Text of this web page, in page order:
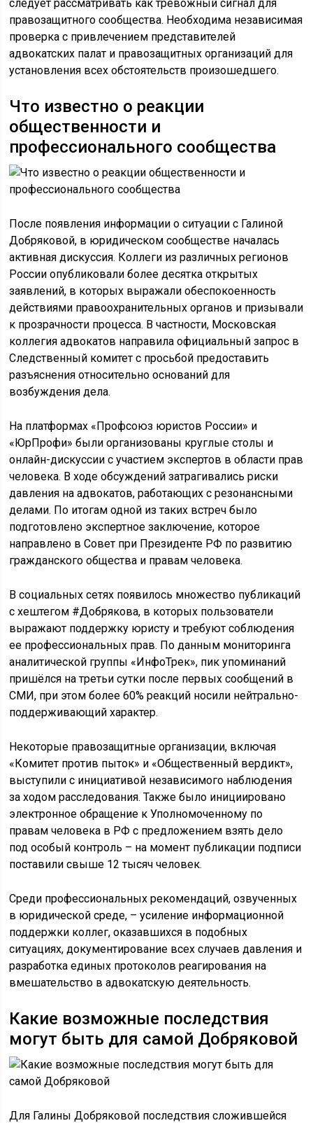
следует рассматривать как тревожный сигнал для
правозащитного сообщества. Необходима независимая
проверка с привлечением представителей
адвокатских палат и правозащитных организаций для
установления всех обстоятельств произошедшего.
Что известно о реакции
общественности и
профессионального сообщества
После появления информации о ситуации с Галиной
Добряковой, в юридическом сообществе началась
активная дискуссия. Коллеги из различных регионов
России опубликовали более десятка открытых
заявлений, в которых выражали обеспокоенность
действиями правоохранительных органов и призывали
к прозрачности процесса. В частности, Московская
коллегия адвокатов направила официальный запрос в
Следственный комитет с просьбой предоставить
разъяснения относительно оснований для
возбуждения дела.
На платформах «Профсоюз юристов России» и
«ЮрПрофи» были организованы круглые столы и
онлайн-дискуссии с участием экспертов в области прав
человека. В ходе обсуждений затрагивались риски
давления на адвокатов, работающих с резонансными
делами. По итогам одной из таких встреч было
подготовлено экспертное заключение, которое
направлено в Совет при Президенте РФ по развитию
гражданского общества и правам человека.
В социальных сетях появилось множество публикаций
с хештегом #Добрякова, в которых пользователи
выражают поддержку юристу и требуют соблюдения
ее профессиональных прав. По данным мониторинга
аналитической группы «ИнфоТрек», пик упоминаний
пришёлся на третьи сутки после первых сообщений в
СМИ, при этом более 60% реакций носили нейтрально-
поддерживающий характер.
Некоторые правозащитные организации, включая
«Комитет против пыток» и «Общественный вердикт»,
выступили с инициативой независимого наблюдения
за ходом расследования. Также было инициировано
электронное обращение к Уполномоченному по
правам человека в РФ с предложением взять дело
под особый контроль – на момент публикации подписи
поставили свыше 12 тысяч человек.
Среди профессиональных рекомендаций, озвученных
в юридической среде, – усиление информационной
поддержки коллег, оказавшихся в подобных
ситуациях, документирование всех случаев давления и
разработка единых протоколов реагирования на
вмешательство в адвокатскую деятельность.
Какие возможные последствия
могут быть для самой Добряковой
Для Галины Добряковой последствия сложившейся